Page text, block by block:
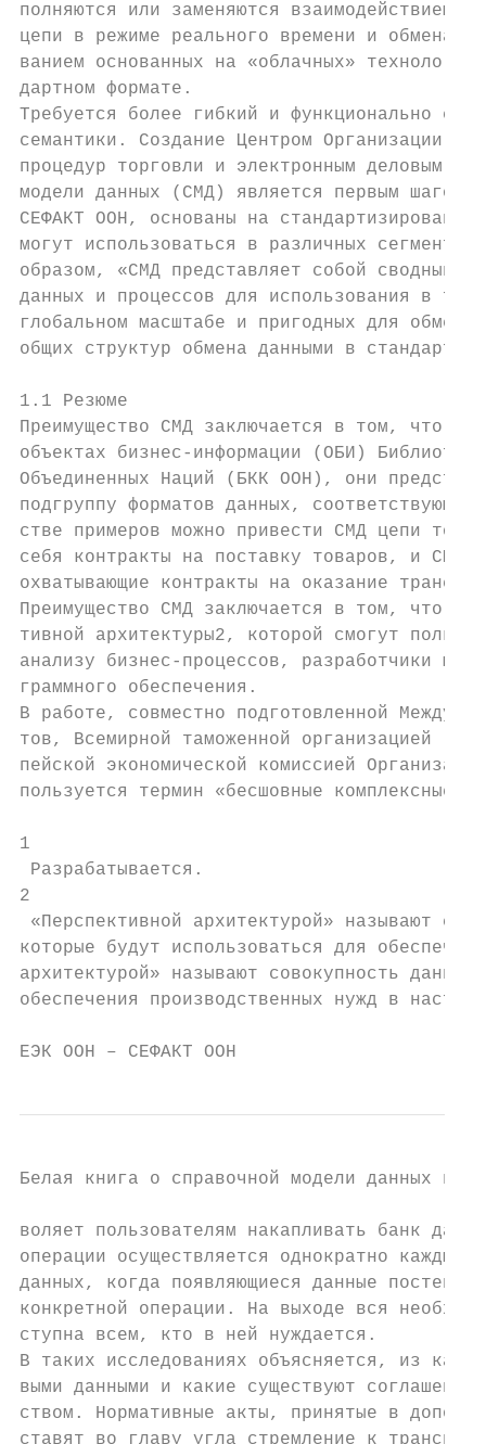
полняются или заменяются взаимодействием
цепи в режиме реального времени и обмена
ванием основанных на «облачных»
дартном формате.
Требуется более гибкий и функционально
семантики. Создание Центром Организации
процедур торговли и электронным деловым
модели данных (СМД) является первым шагом
СЕФАКТ ООН, основаны на
могут использоваться в различных
образом, «СМД представляет собой сводный
данных и процессов для использования в
глобальном масштабе и пригодных для
общих структур обмена данными в
1.1 Резюме
Преимущество СМД заключается в том, что,
объектах бизнес-информации (ОБИ)
Объединенных Наций (БКК ООН), они
подгруппу форматов данных,
стве примеров можно привести СМД цепи
себя контракты на поставку товаров, и СМД
охватывающие контракты на оказание
Преимущество СМД заключается в том, что
тивной архитектуры2, которой смогут
анализу бизнес-процессов, разработчики
граммного обеспечения.
В работе, совместно подготовленной
тов, Всемирной таможенной организацией
пейской экономической комиссией
пользуется термин «бесшовные комплексные
1
Разрабатывается.
2
«Перспективной архитектурой» называют
которые будут использоваться для
архитектурой» называют совокупность
обеспечения производственных нужд в
ЕЭК ООН – СЕФАКТ ООН
Белая книга о справочной модели данных в1
воляет пользователям накапливать банк
операции осуществляется однократно каждым
данных, когда появляющиеся данные
конкретной операции. На выходе вся
ступна всем, кто в ней нуждается.
В таких исследованиях объясняется, из
выми данными и какие существуют
ством. Нормативные акты, принятые в
ставят во главу угла стремление к